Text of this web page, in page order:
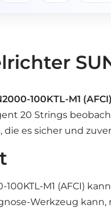
100KTL-M1 (AFCI)
20 Strings
es sicher und
M1 (AFCI)
Werkzeug